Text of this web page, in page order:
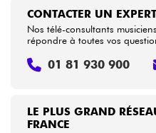
LE PLUS GRAND
FRANCE
CONTACTER UN EXPERT
Nos télé-consultants
répondre à toutes vos
01 81 930 900